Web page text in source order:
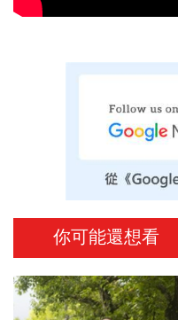
你可能還想看